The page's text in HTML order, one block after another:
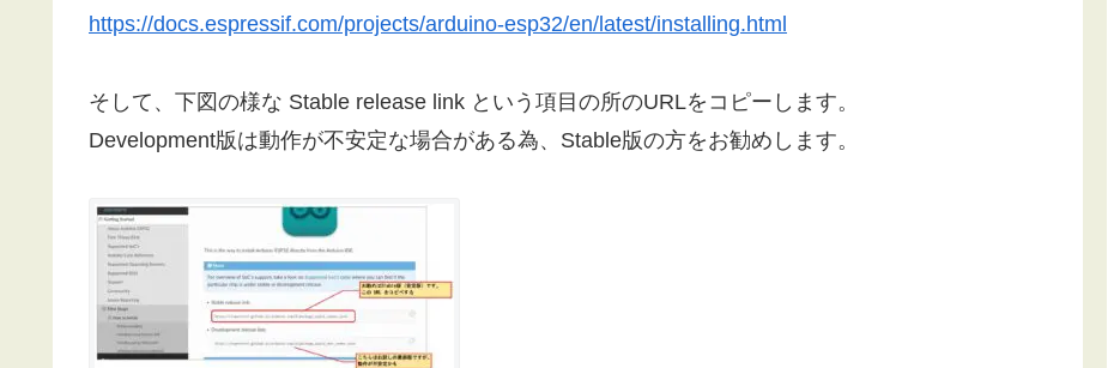
https://docs.espressif.com/projects/arduino-esp32/en/latest/installing.html
そして、下図の様な Stable release link という項目の所のURLをコピーします。
Development版は動作が不安定な場合がある為、Stable版の方をお勧めします。